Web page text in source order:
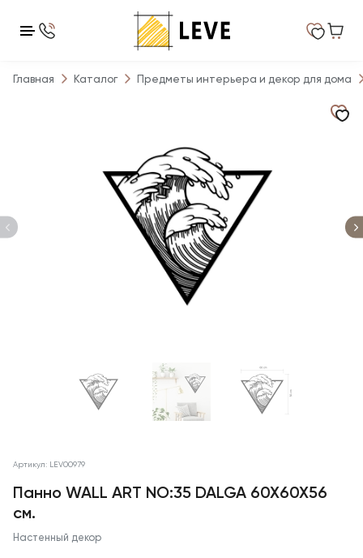
Главная Каталог Предметы интерьера и декор для дома
Артикул: LEV00979
Панно WALL ART NO:35 DALGA 60X60X56
см.
Настенный декор